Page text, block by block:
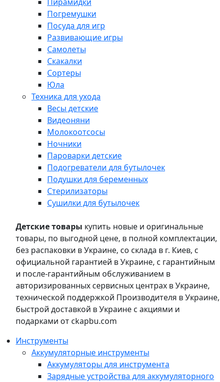
Погремушки
Посуда для игр
Развивающие игры
Самолеты
Скакалки
Сортеры
Юла
Техника для ухода
Весы детские
Видеоняни
Молокоотсосы
Ночники
Пароварки детские
Подогреватели для бутылочек
Подушки для беременных
Стерилизаторы
Сушилки для бутылочек
Детские товары купить новые и оригинальные
товары, по выгодной цене, в полной комплектации,
без распаковки в Украине, со склада в г. Киев, с
официальной гарантией в Украине, с гарантийным
и после-гарантийным обслуживанием в
авторизированных сервисных центрах в Украине,
технической поддержкой Производителя в Украине,
быстрой доставкой в Украине с акциями и
подарками от ckapbu.com
Инструменты
Аккумуляторные инструменты
Аккумуляторы для инструмента
Зарядные устройства для аккумуляторного